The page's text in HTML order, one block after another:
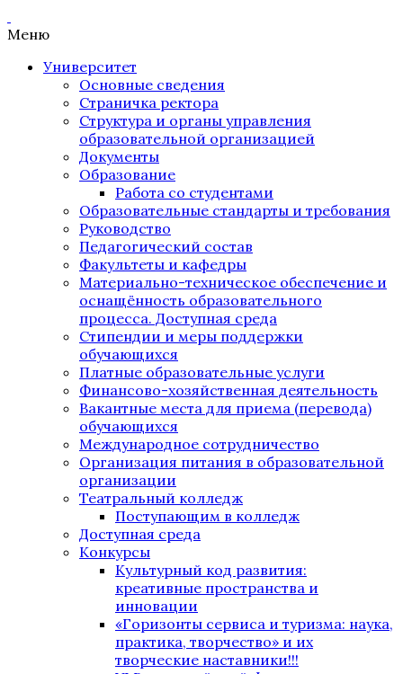
Меню
Университет
Основные сведения
Страничка ректора
Структура и органы управления
образовательной организацией
Документы
Образование
Работа со студентами
Образовательные стандарты и требования
Руководство
Педагогический состав
Факультеты и кафедры
Материально-техническое обеспечение и
оснащённость образовательного
процесса. Доступная среда
Стипендии и меры поддержки
обучающихся
Платные образовательные услуги
Финансово-хозяйственная деятельность
Вакантные места для приема (перевода)
обучающихся
Международное сотрудничество
Организация питания в образовательной
организации
Театральный колледж
Поступающим в колледж
Доступная среда
Конкурсы
Культурный код развития:
креативные пространства и
инновации
«Горизонты сервиса и туризма: наука,
практика, творчество» и их
творческие наставники!!!